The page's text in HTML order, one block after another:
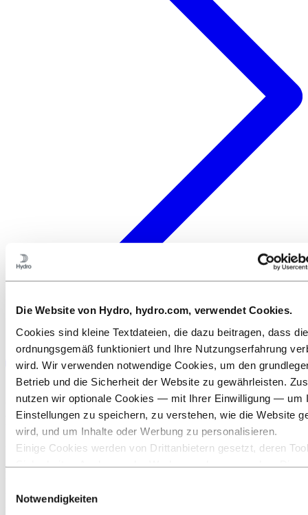
Die Website von Hydro, hydro.com, verwendet Cookies.
Cookies sind kleine Textdateien, die dazu beitragen, dass
ordnungsgemäß funktioniert und Ihre Nutzungserfahrung
wird. Wir verwenden notwendige Cookies, um den
Betrieb und die Sicherheit der Website zu gewährleisten.
nutzen wir optionale Cookies — mit Ihrer Einwilligung — um
Einstellungen zu speichern, zu verstehen, wie die Website
wird, und um Inhalte oder Werbung zu personalisieren.
Einige Cookies werden von Drittanbietern gesetzt, deren
unserer Website sammeln, mit anderen Daten kombinieren,
Notwendigkeiten
Aluminium kann unendlich oft recycelt werden und behält
alle seine Eigenschaften, egal wie oft es recycelt wird.
Dafür ist 95 % weniger Energie erforderlich als bei der
Herstellung von Primäraluminium.
Aufgrund seiner Eigenschaften ist Aluminium ideal für das
Emissionen zu reduzieren und eine stärker